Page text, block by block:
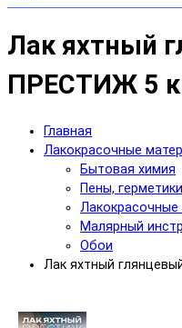
Лак яхтный
ПРЕСТИЖ 5
Главная
Лакокрасочные
Бытовая химия
Пены,
Лакокрасочные
Малярный
Обои
Лак яхтный